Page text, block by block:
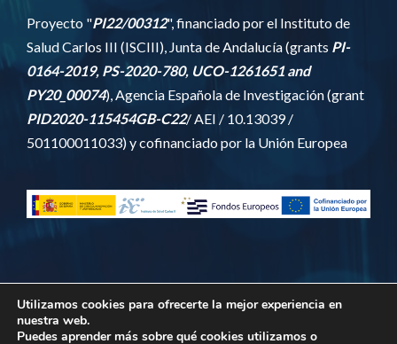
Proyecto "PI22/00312", financiado por el Instituto de
Salud Carlos III (ISCIII), Junta de Andalucía (grants PI-
0164-2019, PS-2020-780, UCO-1261651 and
PY20_00074), Agencia Española de Investigación(grant
PID2020-115454GB-C22/ AEI / 10.13039 /
501100011033) y cofinanciado por la Unión Europea
© 2026 · Sitio Web desarrollado porSaza .
Utilizamos cookies para ofrecerte la mejor experiencia en
nuestra web.
Puedes aprender más sobre qué cookies utilizamos o